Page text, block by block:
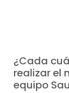
¿Cada
realizar el
equipo